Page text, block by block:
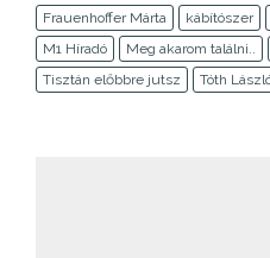
Frauenhoffer Márta
kábítószer
M1 Híradó
Meg akarom találni..
Tisztán előbbre jutsz
Tóth